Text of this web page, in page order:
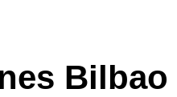
Bilbao